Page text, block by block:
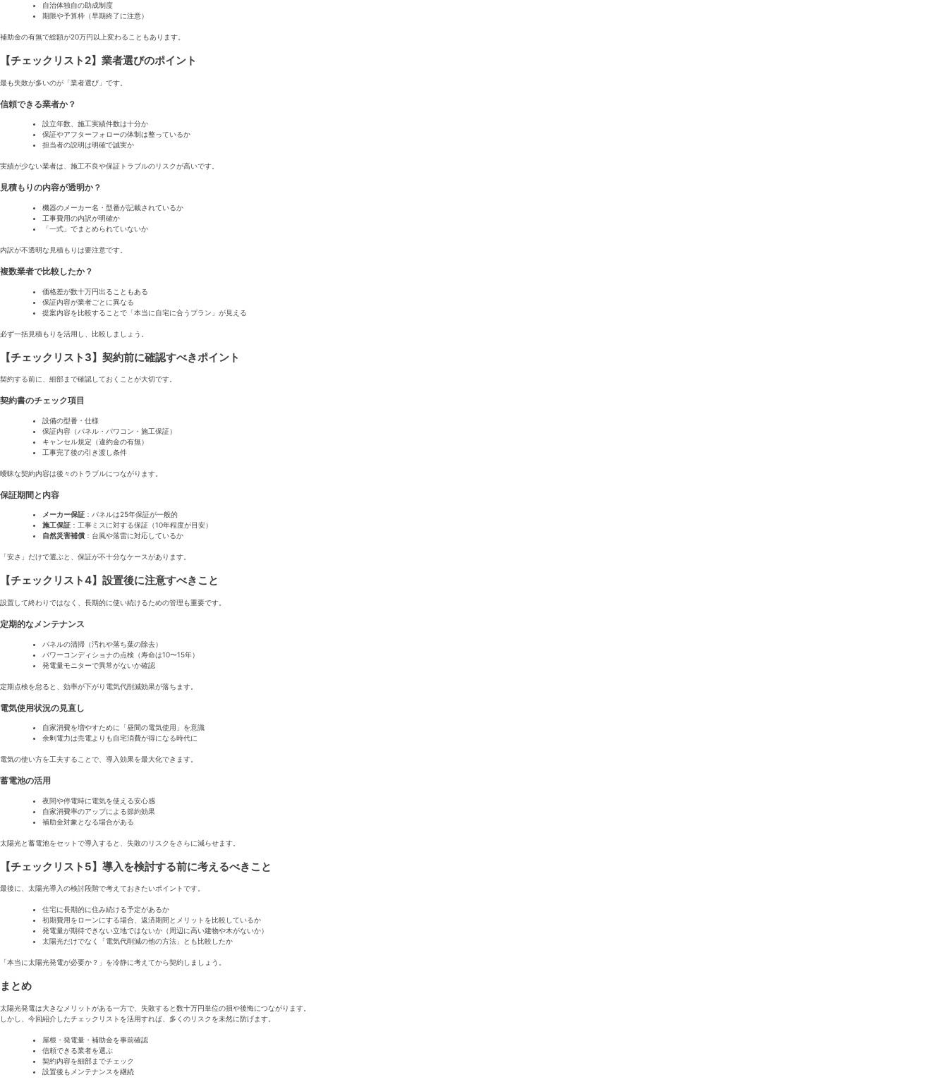
自治体独自の助成制度
期限や予算枠（早期終了に注意）
補助金の有無で総額が20万円以上変わることもあります。
【チェックリスト2】業者選びのポイント
最も失敗が多いのが「業者選び」です。
信頼できる業者か？
設立年数、施工実績件数は十分か
保証やアフターフォローの体制は整っているか
担当者の説明は明確で誠実か
実績が少ない業者は、施工不良や保証トラブルのリスクが高いです。
見積もりの内容が透明か？
機器のメーカー名・型番が記載されているか
工事費用の内訳が明確か
「一式」でまとめられていないか
内訳が不透明な見積もりは要注意です。
複数業者で比較したか？
価格差が数十万円出ることもある
保証内容が業者ごとに異なる
提案内容を比較することで「本当に自宅に合うプラン」が見える
必ず一括見積もりを活用し、比較しましょう。
【チェックリスト3】契約前に確認すべきポイント
契約する前に、細部まで確認しておくことが大切です。
契約書のチェック項目
設備の型番・仕様
保証内容（パネル・パワコン・施工保証）
キャンセル規定（違約金の有無）
工事完了後の引き渡し条件
曖昧な契約内容は後々のトラブルにつながります。
保証期間と内容
メーカー保証 ：パネルは25年保証が一般的
施工保証 ：工事ミスに対する保証（10年程度が目安）
自然災害補償 ：台風や落雷に対応しているか
「安さ」だけで選ぶと、保証が不十分なケースがあります。
【チェックリスト4】設置後に注意すべきこと
設置して終わりではなく、長期的に使い続けるための管理も重要です。
定期的なメンテナンス
パネルの清掃（汚れや落ち葉の除去）
パワーコンディショナの点検（寿命は10〜15年）
発電量モニターで異常がないか確認
定期点検を怠ると、効率が下がり電気代削減効果が落ちます。
電気使用状況の見直し
自家消費を増やすために「昼間の電気使用」を意識
余剰電力は売電よりも自宅消費が得になる時代に
電気の使い方を工夫することで、導入効果を最大化できます。
蓄電池の活用
夜間や停電時に電気を使える安心感
自家消費率のアップによる節約効果
補助金対象となる場合がある
太陽光と蓄電池をセットで導入すると、失敗のリスクをさらに減らせます。
【チェックリスト5】導入を検討する前に考えるべきこと
最後に、太陽光導入の検討段階で考えておきたいポイントです。
住宅に長期的に住み続ける予定があるか
初期費用をローンにする場合、返済期間とメリットを比較しているか
発電量が期待できない立地ではないか（周辺に高い建物や木がないか）
太陽光だけでなく「電気代削減の他の方法」とも比較したか
「本当に太陽光発電が必要か？」を冷静に考えてから契約しましょう。
まとめ
太陽光発電は大きなメリットがある一方で、失敗すると数十万円単位の損や後悔につながります。
しかし、今回紹介したチェックリストを活用すれば、多くのリスクを未然に防げます。
屋根・発電量・補助金を事前確認
信頼できる業者を選ぶ
契約内容を細部までチェック
設置後もメンテナンスを継続